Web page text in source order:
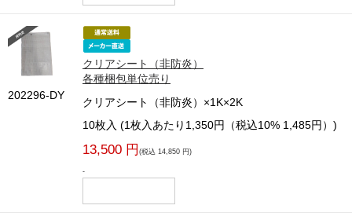
202296-DY
クリアシート（非防炎）
各種梱包単位売り
クリアシート（非防炎）×1K×2K
10枚入 (1枚入あたり1,350円（税込10% 1,485円）)
13,500 円 (税込 14,850 円)
-